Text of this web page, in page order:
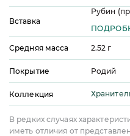
Вставка
Рубин
масса -
огранка -
Средняя масса 2.52 г
Покрытие Родий
Коллекция
В редких случаях
иметь отличия от